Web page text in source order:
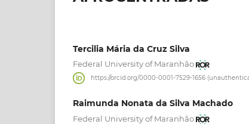
Tercilia Mária da Cruz Silva
Federal University of Maranhão
https://orcid.org/0000-0001-7529-1656
Raimunda Nonata da Silva Machado
Federal University of Maranhão